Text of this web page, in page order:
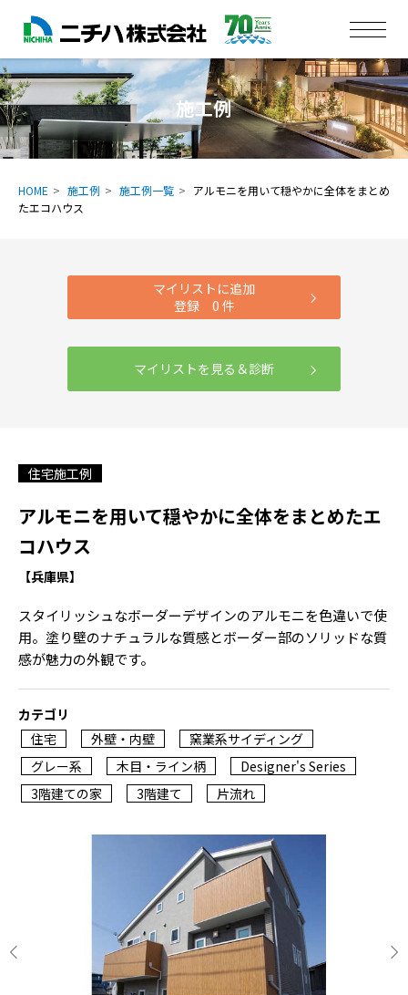
施工例
HOME 施工例 施工例一覧
アルモニを用いて穏やかに全体をまとめ
たエコハウス
マイリストに追加
登録 0 件
マイリストを見る＆診断
住宅施工例
アルモニを用いて穏やかに全体をまとめたエ
コハウス
【兵庫県】
スタイリッシュなボーダーデザインのアルモニを色違いで使
用。塗り壁のナチュラルな質感とボーダー部のソリッドな質
感が魅力の外観です。
カテゴリ
住宅
外壁・内壁
窯業系サイディング
グレー系
木目・ライン柄
Designer's Series
3階建ての家
3階建て 片流れ